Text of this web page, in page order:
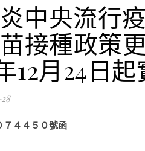
中央流行
接種政策
12月24日起
７４４５０號函